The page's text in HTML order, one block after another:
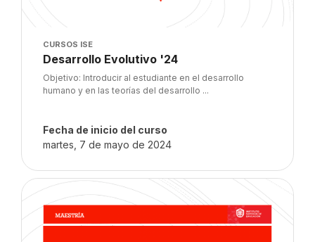
Imagen del curso
CURSOS ISE
Nombre del curso
Desarrollo Evolutivo '24
Texto del resumen del curso:
Objetivo: Introducir al estudiante en el desarrollo
humano y en las teorías del desarrollo ...
Fecha de inicio del curso
martes, 7 de mayo de 2024
Imagen del curso" Trastornos II '24